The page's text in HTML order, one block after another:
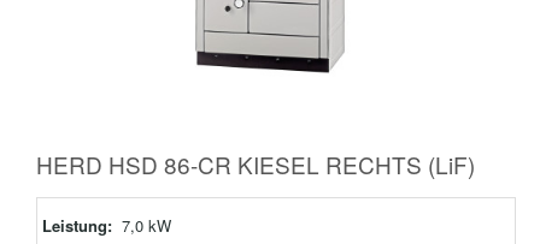
HERD HSD 86-CR KIESEL RECHTS (LiF)
Leistung: 7,0 kW